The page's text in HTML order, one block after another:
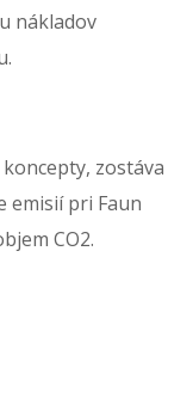
nákladov
zostáva
emisií pri Faun
CO2.